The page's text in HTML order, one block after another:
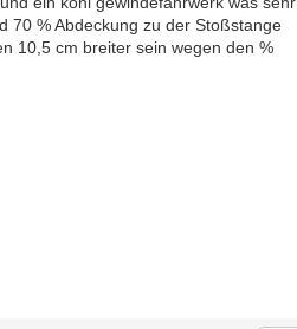
70 % Abdeckung zu der Stoßstange
10,5 cm breiter sein wegen den %